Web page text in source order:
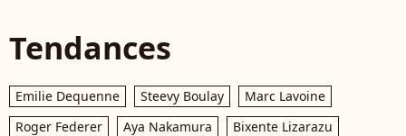
Tendances
Emilie Dequenne Steevy Boulay
Marc Lavoine
Roger Federer
Aya Nakamura
Bixente Lizarazu